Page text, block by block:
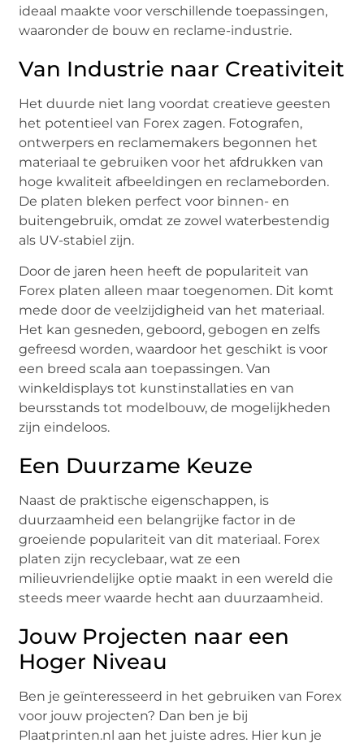
ideaal maakte voor verschillende toepassingen,
waaronder de bouw en reclame-industrie.
Van Industrie naar Creativiteit
Het duurde niet lang voordat creatieve geesten
het potentieel van Forex zagen. Fotografen,
ontwerpers en reclamemakers begonnen het
materiaal te gebruiken voor het afdrukken van
hoge kwaliteit afbeeldingen en reclameborden.
De platen bleken perfect voor binnen- en
buitengebruik, omdat ze zowel waterbestendig
als UV-stabiel zijn.
Door de jaren heen heeft de populariteit van
Forex platen alleen maar toegenomen. Dit komt
mede door de veelzijdigheid van het materiaal.
Het kan gesneden, geboord, gebogen en zelfs
gefreesd worden, waardoor het geschikt is voor
een breed scala aan toepassingen. Van
winkeldisplays tot kunstinstallaties en van
beursstands tot modelbouw, de mogelijkheden
zijn eindeloos.
Een Duurzame Keuze
Naast de praktische eigenschappen, is
duurzaamheid een belangrijke factor in de
groeiende populariteit van dit materiaal. Forex
platen zijn recyclebaar, wat ze een
milieuvriendelijke optie maakt in een wereld die
steeds meer waarde hecht aan duurzaamheid.
Jouw Projecten naar een
Hoger Niveau
Ben je geïnteresseerd in het gebruiken van Forex
voor jouw projecten? Dan ben je bij
Plaatprinten.nl aan het juiste adres. Hier kun je